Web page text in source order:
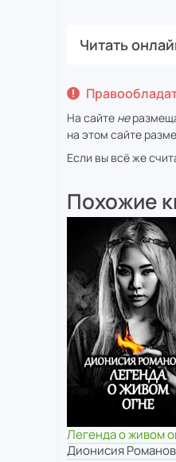
Читать
На сайте не
на этом сайте
Если вы всё же
Похожие
Легенда о живом
Дионисия